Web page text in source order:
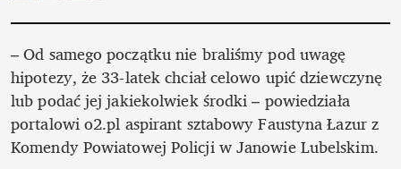
– Od samego początku nie braliśmy pod uwagę
hipotezy, że 33-latek chciał celowo upić dziewczynę
lub podać jej jakiekolwiek środki – powiedziała
portalowi o2.pl aspirant sztabowy Faustyna Łazur z
Komendy Powiatowej Policji w Janowie Lubelskim.